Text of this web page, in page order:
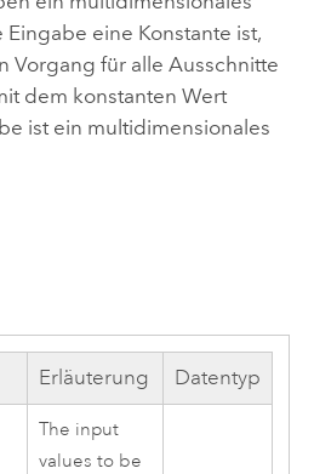
eine Konstante ist,
Vorgang für alle Ausschnitte
dem konstanten Wert
ist ein multidimensionales
Erläuterung Datentyp
The input
values to be